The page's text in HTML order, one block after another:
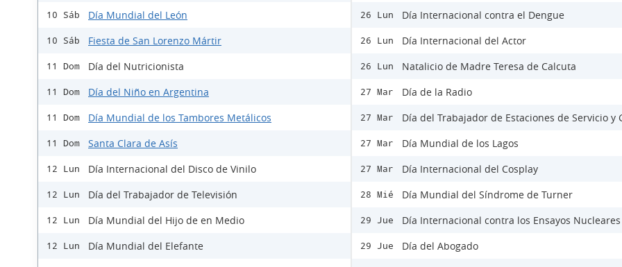
10 Sáb Día Mundial del León
10 Sáb Fiesta de San Lorenzo Mártir
11 Dom Día del Nutricionista
11 Dom Día del Niño en Argentina
11 Dom Día Mundial de los Tambores Metálicos
11 Dom Santa Clara de Asís
12 Lun Día Internacional del Disco de Vinilo
12 Lun Día del Trabajador de Televisión
12 Lun Día Mundial del Hijo de en Medio
12 Lun Día Mundial del Elefante
26 Lun Día Internacional contra el Dengue
26 Lun Día Internacional del Actor
26 Lun Natalicio de Madre Teresa de Calcuta
27 Mar Día de la Radio
27 Mar Día del Trabajador de Estaciones de Servicio y
27 Mar Día Mundial de los Lagos
27 Mar Día Internacional del Cosplay
28 Mié Día Mundial del Síndrome de Turner
29 Jue Día Internacional contra los Ensayos Nucleares
29 Jue Día del Abogado